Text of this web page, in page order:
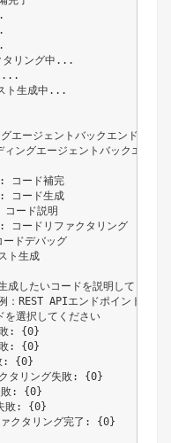
リング中...
...
ト生成中...
ージェントバックエンドに接続
グエージェントバックエンド
コード補完
コード生成
ード説明
ードリファクタリング
ドデバッグ
ト生成
たいコードを説明してくださ
REST APIエンドポイントを作
選択してください
敗: {0}
敗: {0}
: {0}
タリング失敗: {0}
敗: {0}
敗: {0}
クタリング完了: {0}